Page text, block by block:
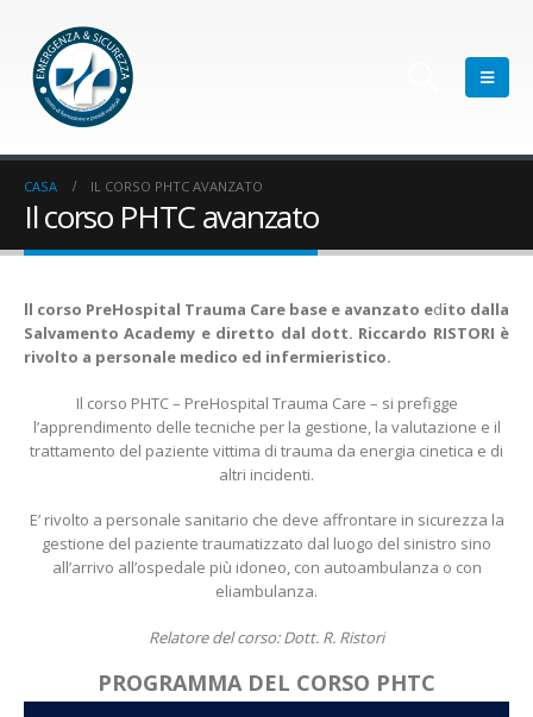
CASA IL CORSO PHTC AVANZATO
Il corso PHTC avanzato
ll corso PreHospital Trauma Care base e avanzato edito dalla
Salvamento Academy e diretto dal dott. Riccardo RISTORI è
rivolto a personale medico ed infermieristico.
Il corso PHTC – PreHospital Trauma Care – si prefigge
l’apprendimento delle tecniche per la gestione, la valutazione e il
trattamento del paziente vittima di trauma da energia cinetica e di
altri incidenti.
E’ rivolto a personale sanitario che deve affrontare in sicurezza la
gestione del paziente traumatizzato dal luogo del sinistro sino
all’arrivo all’ospedale più idoneo, con autoambulanza o con
eliambulanza.
Relatore del corso: Dott. R. Ristori
PROGRAMMA DEL CORSO PHTC